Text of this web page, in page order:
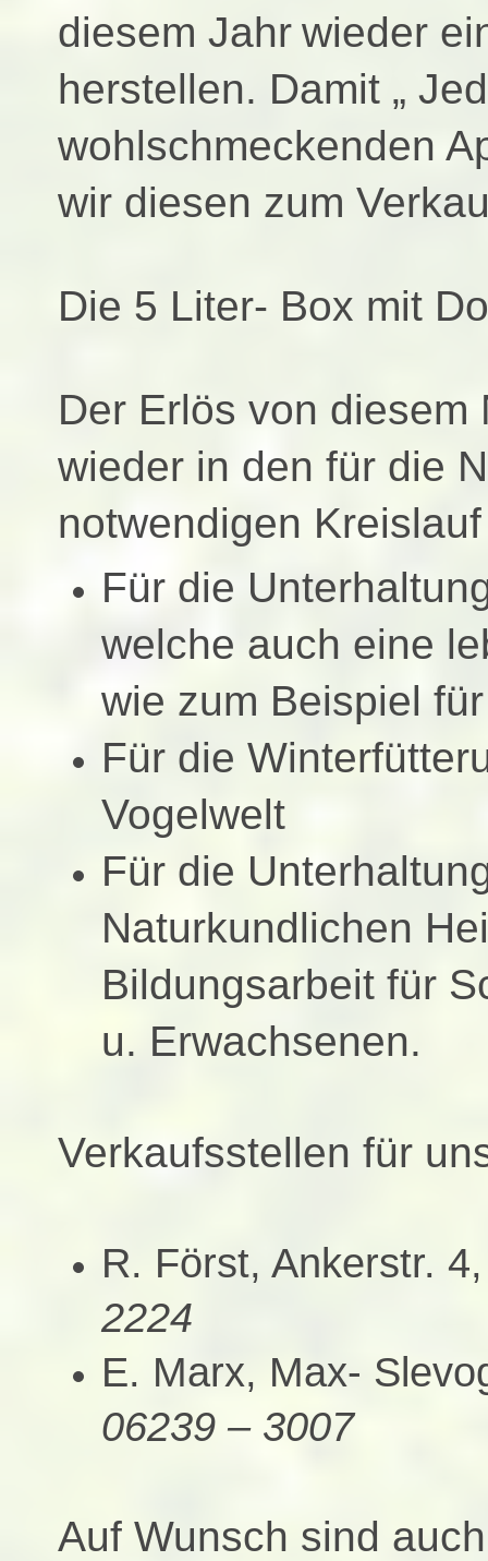
diesem Jahr wieder
herstellen. Damit „
wohlschmeckenden
wir diesen zum
Die 5 Liter- Box mit
Der Erlös von
wieder in den für die
notwendigen Kreislauf
Für die
welche auch eine
wie zum Beispiel für
Für die
Vogelwelt
Für die
Naturkundlichen
Bildungsarbeit für
u. Erwachsenen.
Verkaufsstellen für
R. Först, Ankerstr.
2224
E. Marx, Max-
06239 – 3007
Auf Wunsch sind